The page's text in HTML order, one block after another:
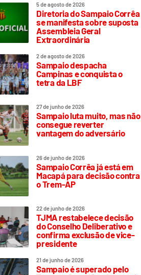
5 de agosto de 2026
Diretoria do Sampaio Corrêa
se manifesta sobre suposta
Assembleia Geral
Extraordinária
2 de agosto de 2026
Sampaio despacha
Campinas e conquista o
tetra da LBF
27 de junho de 2026
Sampaio luta muito, mas não
consegue reverter
vantagem do adversário
26 de junho de 2026
Sampaio Corrêa já está em
Macapá para decisão contra
o Trem-AP
22 de junho de 2026
TJMA restabelece decisão
do Conselho Deliberativo e
confirma exclusão de vice-
presidente
21 de junho de 2026
Sampaio é superado pelo